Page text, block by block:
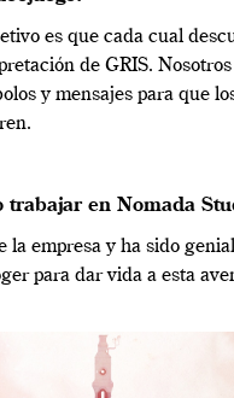
es que cada cual
de GRIS.
y mensajes para que
trabajar en Nomada
la empresa y ha sido
para dar vida a esta